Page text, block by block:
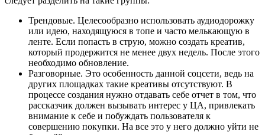
Трендовые. Целесообразно использовать аудиодорожку
или идею, находящуюся в топе и часто мелькающую в
ленте. Если попасть в струю, можно создать креатив,
который продержится не менее двух недель. После этого
необходимо обновление.
Разговорные. Это особенность данной соцсети, ведь на
других площадках такие креативы отсутствуют. В
процессе создания нужно отдавать себе отчет в том, что
рассказчик должен вызывать интерес у ЦА, привлекать
внимание к себе и побуждать пользователя к
совершению покупки. На все это у него должно уйти не